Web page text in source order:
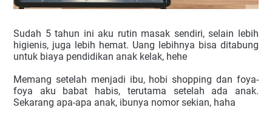
Sudah 5 tahun ini aku rutin masak sendiri, selain lebih
higienis, juga lebih hemat. Uang lebihnya bisa ditabung
untuk biaya pendidikan anak kelak, hehe
Memang setelah menjadi ibu, hobi shopping dan foya-
foya aku babat habis, terutama setelah ada anak.
Sekarang apa-apa anak, ibunya nomor sekian, haha